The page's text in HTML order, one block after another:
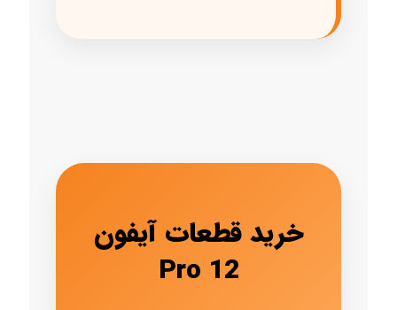
خرید قطعات آیفون
12 Pro